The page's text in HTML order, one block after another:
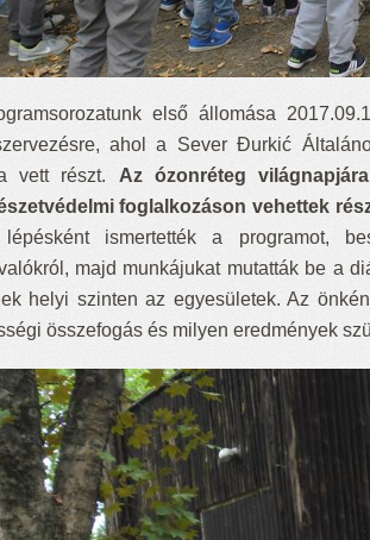
első állomása
ahol a Sever Đurkić
vett részt. Az ózonréteg
foglalkozáson vehettek
ismertették a programot,
majd munkájukat mutatták be a
helyi szinten az egyesületek. Az
összefogás és milyen eredmények